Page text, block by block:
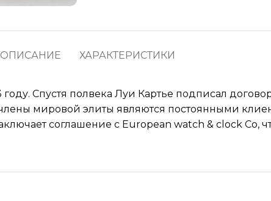
ОПИСАНИЕ ХАРАКТЕРИСТИКИ
Спустя полвека Луи Картье подписал
мировой элиты являются постоянными
соглашение с European watch & clock Co,